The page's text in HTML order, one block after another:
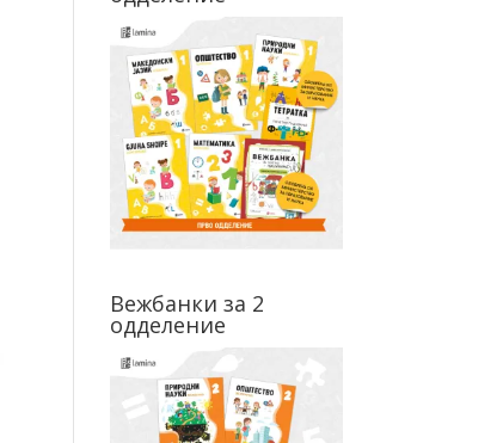
Вежбанки за 2
одделение